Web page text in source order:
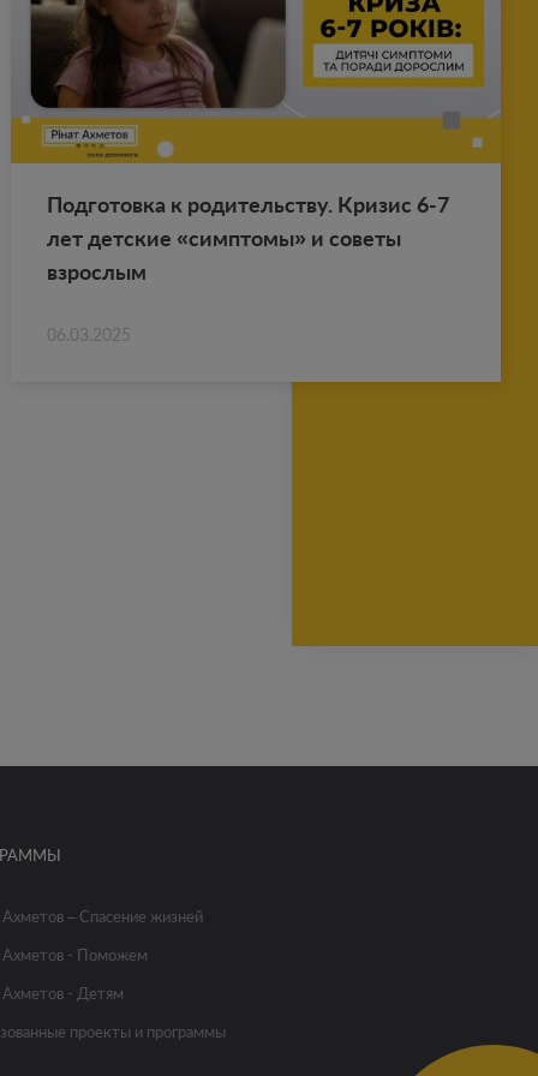
Под­го­тов­ка к ро­ди­тель­ству. Кри­зис 6-7
лет дет­ские «симп­то­мы» и со­ве­ты
взрос­лым
06.03.2025
– Спасение жизней
Ахметов - Поможем
Ахметов - Детям
проекты и программы